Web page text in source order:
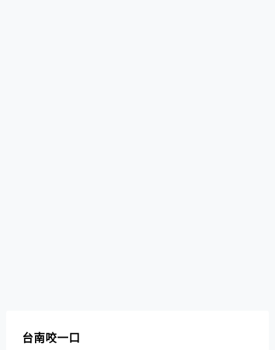
台南咬一口